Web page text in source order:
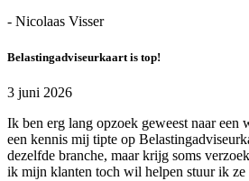
- Nicolaas Visser
Belastingadviseurkaart is top!
3 juni 2026
Ik ben erg lang opzoek geweest naar een
een kennis mij tipte op
dezelfde branche, maar krijg soms
ik mijn klanten toch wil helpen stuur ik ze